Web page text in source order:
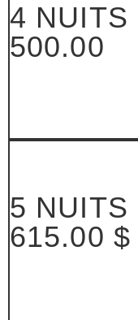
4 NUITS
500.00
5 NUITS
615.00 $